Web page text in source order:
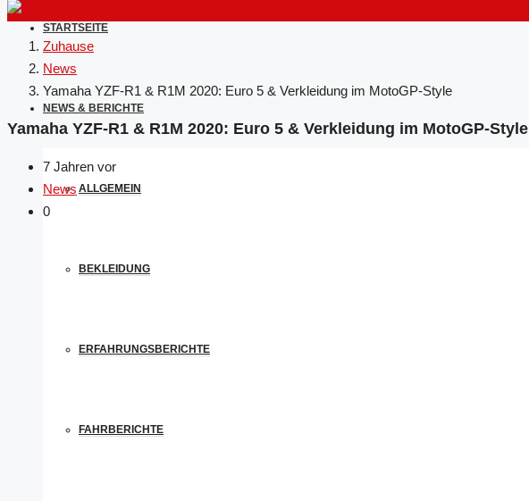
STARTSEITE
NEWS & BERICHTE
ALLGEMEIN
BEKLEIDUNG
ERFAHRUNGSBERICHTE
FAHRBERICHTE
Zuhause
News
Yamaha YZF-R1 & R1M 2020: Euro 5 & Verkleidung im MotoGP-Style
Yamaha YZF-R1 & R1M 2020: Euro 5 & Verkleidung im MotoGP-Style
7 Jahren vor
News
0